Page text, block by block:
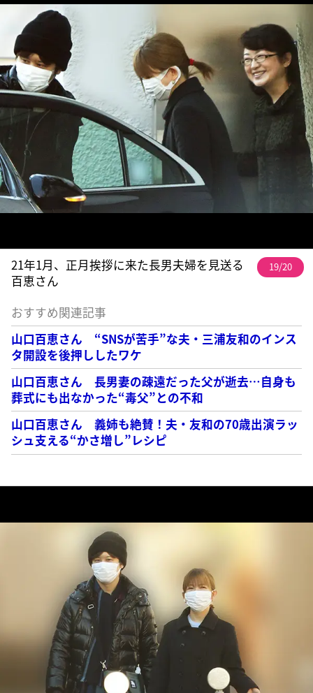
21年1月、正月挨拶に来た長男夫婦を見送る
百恵さん
19/20
おすすめ関連記事
山口百恵さん “SNSが苦手”な夫・三浦友和のインス
タ開設を後押ししたワケ
山口百恵さん 長男妻の疎遠だった父が逝去…自身も
葬式にも出なかった“毒父”との不和
山口百恵さん 義姉も絶賛！夫・友和の70歳出演ラッ
シュ支える“かさ増し”レシピ